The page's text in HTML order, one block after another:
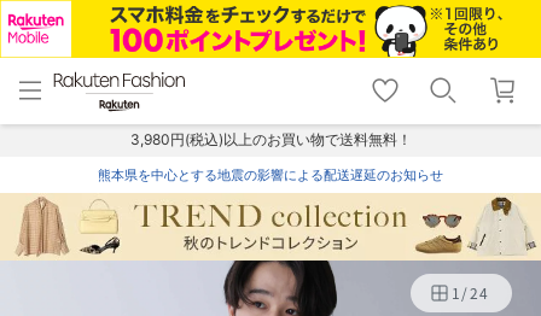
menu home
トップ
shopping_cart lock_outline
ログイン
3,980円(税込)以上のお買い物で送料無料！
熊本県を中心とする地震の影響による配送遅延のお知らせ
1/24